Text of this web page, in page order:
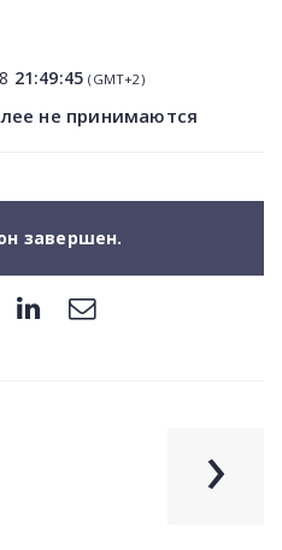
21:49:45 (GMT+2)
не принимаются
завершен.
›